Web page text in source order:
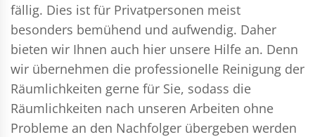
fällig. Dies ist für Privatpersonen meist
besonders bemühend und aufwendig. Daher
bieten wir Ihnen auch hier unsere Hilfe an. Denn
wir übernehmen die professionelle Reinigung der
Räumlichkeiten gerne für Sie, sodass die
Räumlichkeiten nach unseren Arbeiten ohne
Probleme an den Nachfolger übergeben werden